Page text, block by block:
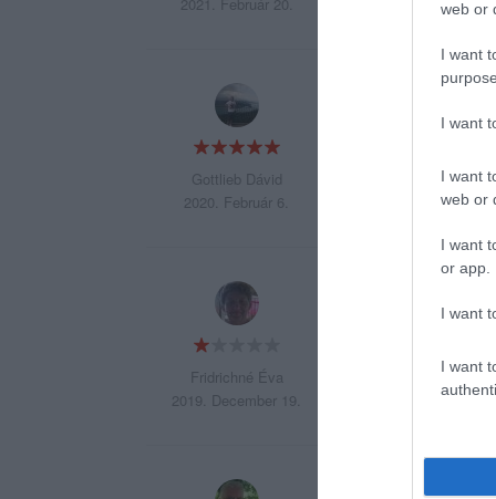
web or
I want
I want
I want
web or
I want
or app.
I want
I want
Gottlieb Dávid
2020. Február 6.
Fridrichné Éva
2019. December 19.
Tegnap